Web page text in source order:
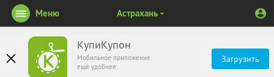
КупиКупон
Мобильное приложение
ещё удобнее
Загрузить
Меню Астрахань